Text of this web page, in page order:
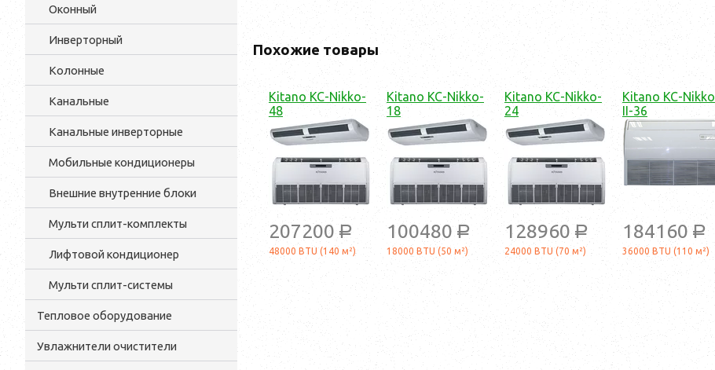
Оконный
Инверторный
Колонные
Канальные
Канальные инверторные
Мобильные кондиционеры
Внешние внутренние блоки
Мульти cплит-комплекты
Лифтовой кондиционер
Мульти сплит-системы
Тепловое оборудование
Увлажнители очистители
Похожие товары
Kitano KC-Nikko-
48
207200 a
48000 BTU (140 м²)
Kitano KC-Nikko-
18
100480 a
18000 BTU (50 м²)
Kitano KC-Nikko-
24
128960 a
24000 BTU (70 м²)
Kitano KC-Nikko
II-36
184160 a
36000 BTU (110 м²)